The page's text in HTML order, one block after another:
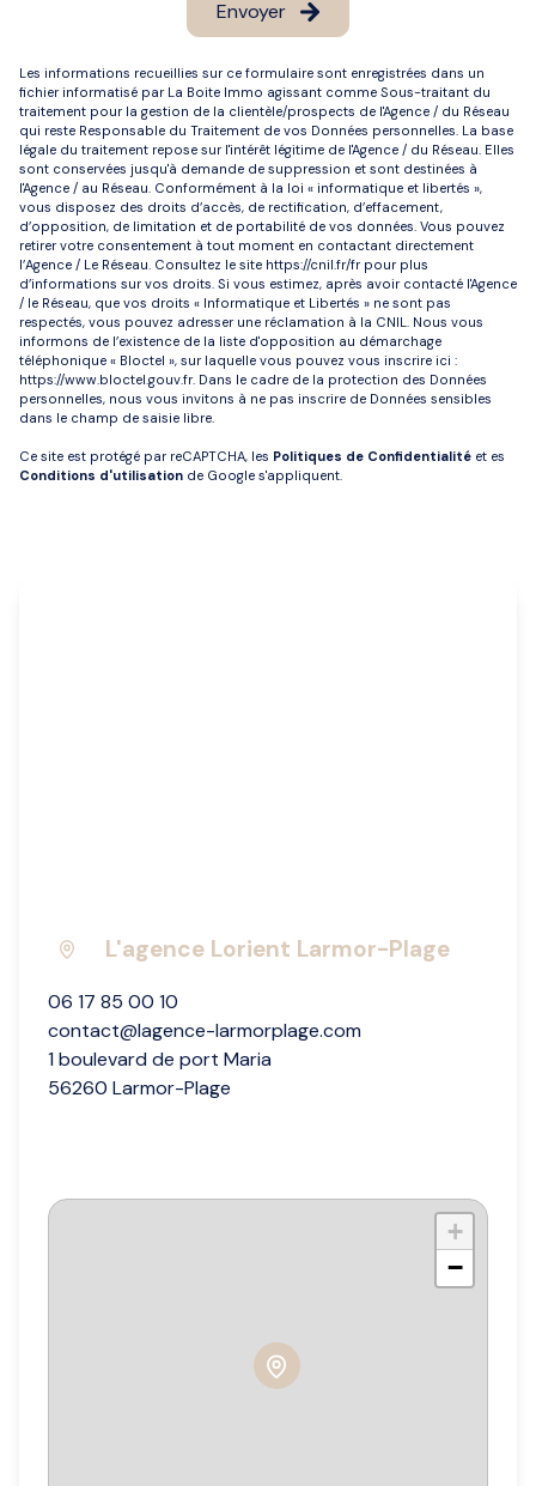
Envoyer
Les informations recueillies sur ce formulaire sont enregistrées dans un
fichier informatisé par La Boite Immo agissant comme Sous-traitant du
traitement pour la gestion de la clientèle/prospects de l'Agence / du Réseau
qui reste Responsable du Traitement de vos Données personnelles. La base
légale du traitement repose sur l'intérêt légitime de l'Agence / du Réseau. Elles
sont conservées jusqu'à demande de suppression et sont destinées à
l'Agence / au Réseau. Conformément à la loi « informatique et libertés »,
vous disposez des droits d’accès, de rectification, d’effacement,
d’opposition, de limitation et de portabilité de vos données. Vous pouvez
retirer votre consentement à tout moment en contactant directement
l’Agence / Le Réseau. Consultez le site https://cnil.fr/frpour plus
d’informations sur vos droits. Si vous estimez, après avoir contacté l'Agence
/ le Réseau, que vos droits « Informatique et Libertés » ne sont pas
respectés, vous pouvez adresser une réclamation à la CNIL. Nous vous
informons de l’existence de la liste d'opposition au démarchage
téléphonique « Bloctel », sur laquelle vous pouvez vous inscrire ici :
https://www.bloctel.gouv.fr. Dans le cadre de la protection des Données
personnelles, nous vous invitons à ne pas inscrire de Données sensibles
dans le champ de saisie libre.
Ce site est protégé par reCAPTCHA, les Politiques de Confidentialité et es
Conditions d'utilisation de Google s'appliquent.
L'agence Lorient Larmor-Plage
06 17 85 00 10
contact@lagence-larmorplage.com
1 boulevard de port Maria
56260 Larmor-Plage
+
−